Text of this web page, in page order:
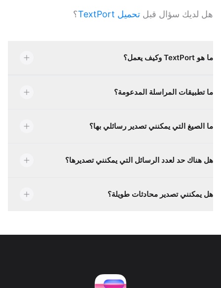
هل لديك سؤال قبل تحميل TextPort ؟
ما هو TextPort وكيف يعمل؟
ما تطبيقات المراسلة المدعومة؟
ما الصيغ التي يمكنني تصدير رسائلي بها؟
هل هناك حد لعدد الرسائل التي يمكنني تصديرها؟
هل يمكنني تصدير محادثات طويلة؟